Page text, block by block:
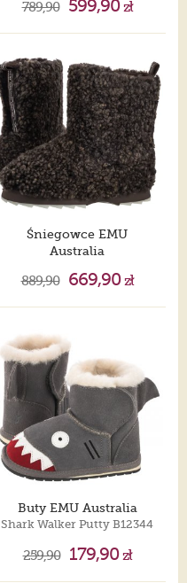
789,90 599,90zł
Śniegowce EMU
Australia
889,90 669,90zł
Buty EMU Australia
Shark Walker Putty B12344
259,90 179,90zł